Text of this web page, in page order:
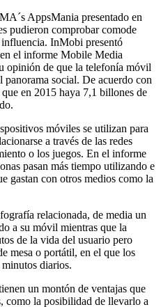
AppsMania presentado en
pudieron comprobar comode
InMobi presentó
el informe Mobile Media
opinión de que la telefonía móvil
social. De acuerdo con
en 2015 haya 7,1 billones de
móviles se utilizan para
a través de las redes
o los juegos. En el informe
pasan más tiempo utilizando e
gastan con otros medios como la
relacionada, de media un
a su móvil mientras que la
de la vida del usuario pero
mesa o portátil, en el que los
diarios.
un montón de ventajas que
como la posibilidad de llevarlo a